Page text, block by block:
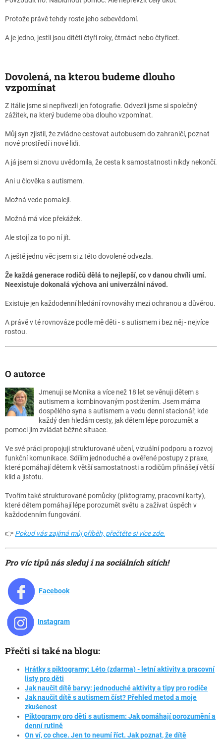
Protože právě tehdy roste jeho sebevědomí.
A je jedno, jestli jsou dítěti čtyři roky, čtrnáct nebo čtyřicet.
Dovolená, na kterou budeme dlouho
vzpomínat
Z Itálie jsme si nepřivezli jen fotografie. Odvezli jsme si společný
zážitek, na který budeme oba dlouho vzpomínat.
Můj syn zjistil, že zvládne cestovat autobusem do zahraničí, poznat
nové prostředí i nové lidi.
A já jsem si znovu uvědomila, že cesta k samostatnosti nikdy nekončí.
Ani u člověka s autismem.
Možná vede pomaleji.
Možná má více překážek.
Ale stojí za to po ní jít.
A ještě jednu věc jsem si z této dovolené odvezla.
Že každá generace rodičů dělá to nejlepší, co v danou chvíli umí.
Neexistuje dokonalá výchova ani univerzální návod.
Existuje jen každodenní hledání rovnováhy mezi ochranou a důvěrou.
A právě v té rovnováze podle mě děti - s autismem i bez něj - nejvíce
rostou.
O autorce
Jmenuji se Monika a více než 18 let se věnuji dětem s
autismem a kombinovaným postižením. Jsem máma
dospělého syna s autismem a vedu denní stacionář, kde
každý den hledám cesty, jak dětem lépe porozumět a
pomoci jim zvládat běžné situace.
Ve své práci propojuji strukturované učení, vizuální podporu a rozvoj
funkční komunikace. Sdílím jednoduché a ověřené postupy z praxe,
které pomáhají dětem k větší samostatnosti a rodičům přinášejí větší
klid a jistotu.
Tvořím také strukturované pomůcky (piktogramy, pracovní karty),
které dětem pomáhají lépe porozumět světu a zažívat úspěch v
každodenním fungování.
👉 Pokud vás zajímá můj příběh, přečtěte si více zde.
Pro víc tipů nás sleduj i na sociálních sítích!
Facebook
Instagram
Přečti si také na blogu:
Hrátky s piktogramy: Léto (zdarma) - letní aktivity a pracovní
listy pro děti
Jak naučit dítě barvy: jednoduché aktivity a tipy pro rodiče
Jak naučit dítě s autismem číst? Přehled metod a moje
zkušenost
Piktogramy pro děti s autismem: Jak pomáhají porozumění a
denní rutině
On ví, co chce. Jen to neumí říct. Jak poznat, že dítě